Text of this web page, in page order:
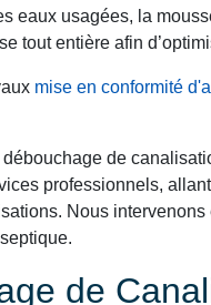
eaux usagées, la
tout entière afin
mise en conformité
de
professionnels,
Nous
de